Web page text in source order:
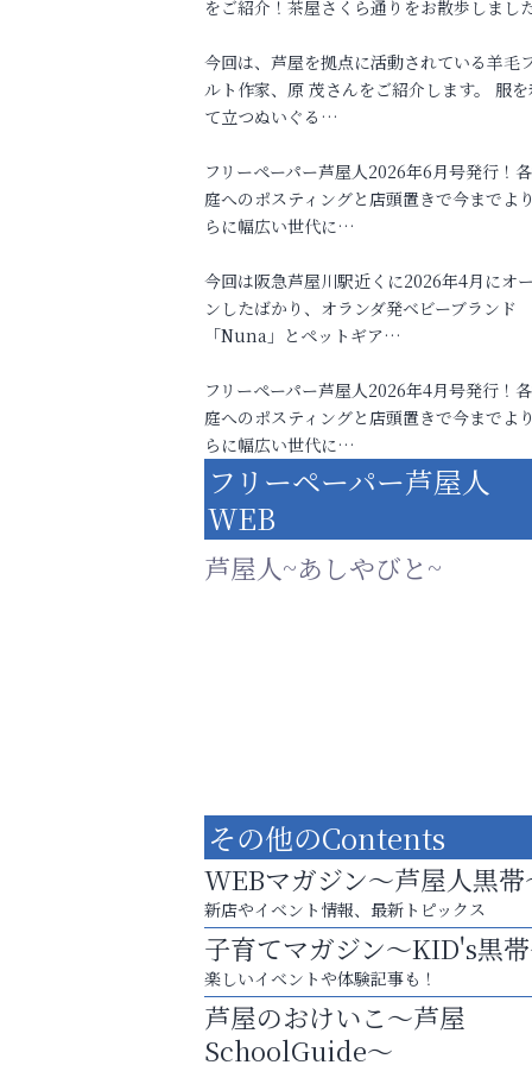
をご紹介！茶屋さくら通りをお散歩しまし
今回は、芦屋を拠点に活動されている羊毛
ルト作家、原 茂さんをご紹介します。 服を
て立つぬいぐる…
フリーペーパー芦屋人2026年6月号発行！
庭へのポスティングと店頭置きで今までよ
らに幅広い世代に…
今回は阪急芦屋川駅近くに2026年4月にオ
ンしたばかり、オランダ発ベビーブランド
「Nuna」とペットギア…
フリーペーパー芦屋人2026年4月号発行！
庭へのポスティングと店頭置きで今までよ
らに幅広い世代に…
フリーペーパー芦屋人
WEB
芦屋人~あしやびと~
芦屋・西宮・神戸の新店舗PRやリニューア
知などお気軽にご相談ください。
おそうじ本舗芦屋東
その他のContents
WEBマガジン～芦屋人黒帯
新店やイベント情報、最新トピックス
子育てマガジン～KID's黒
楽しいイベントや体験記事も！
芦屋のおけいこ～芦屋
SchoolGuide～